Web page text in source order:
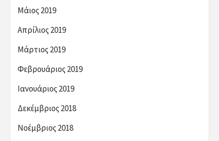
Μάιος 2019
Απρίλιος 2019
Μάρτιος 2019
Φεβρουάριος 2019
Ιανουάριος 2019
Δεκέμβριος 2018
Νοέμβριος 2018